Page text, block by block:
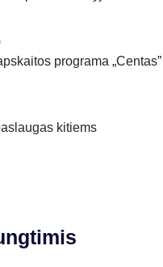
programa „Centas”
kitiems